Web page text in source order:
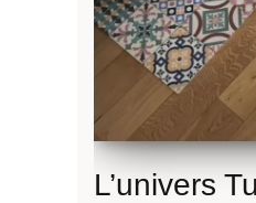
L’univers